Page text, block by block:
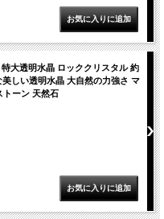
大透明水晶 ロッククリスタル 約
しい透明水晶 大自然の力強さ マ
トーン 天然石